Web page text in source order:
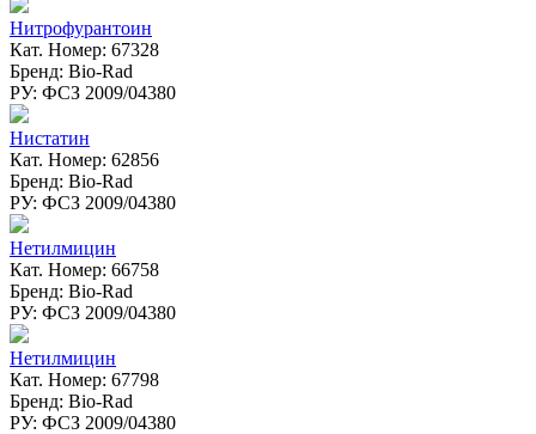
Нитрофурантоин
Кат. Номер: 67328
Бренд: Bio-Rad
РУ: ФСЗ 2009/04380
Нистатин
Кат. Номер: 62856
Бренд: Bio-Rad
РУ: ФСЗ 2009/04380
Нетилмицин
Кат. Номер: 66758
Бренд: Bio-Rad
РУ: ФСЗ 2009/04380
Нетилмицин
Кат. Номер: 67798
Бренд: Bio-Rad
РУ: ФСЗ 2009/04380